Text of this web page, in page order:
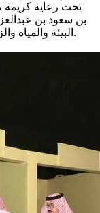
تحت رعاية كريمة
بن سعود بن
البيئة والمياه والزراعة بالباحة ضمن فعاليات صيف الباحة 2026.